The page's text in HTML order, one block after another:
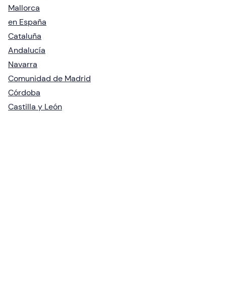
Mallorca
en España
Cataluña
Andalucía
Navarra
Comunidad de Madrid
Córdoba
Castilla y León